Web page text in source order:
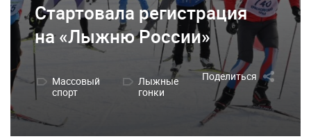
Стартовала регистрация
на «Лыжню России»
Массовый
спорт
Лыжные
гонки
Поделиться